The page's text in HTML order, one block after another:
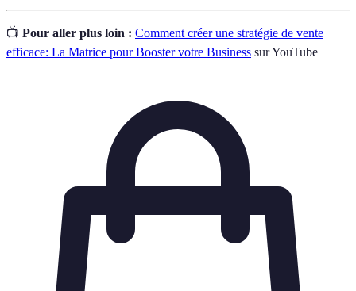
📺 Pour aller plus loin : Comment créer une stratégie de vente
efficace: La Matrice pour Booster votre Business sur YouTube